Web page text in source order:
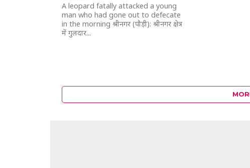
A leopard fatally attacked a young
man who had gone out to defecate
in the morning श्रीनगर (पौड़ी): श्रीनगर क्षेत्र
में गुलदार...